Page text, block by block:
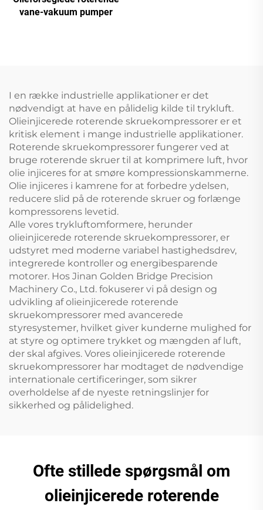
vane-vakuum pumper
I en række industrielle applikationer er det
nødvendigt at have en pålidelig kilde til trykluft.
Olieinjicerede roterende skruekompressorer er et
kritisk element i mange industrielle applikationer.
Roterende skruekompressorer fungerer ved at
bruge roterende skruer til at komprimere luft, hvor
olie injiceres for at smøre kompressionskammerne.
Olie injiceres i kamrene for at forbedre ydelsen,
reducere slid på de roterende skruer og forlænge
kompressorens levetid.
Alle vores trykluftomformere, herunder
olieinjicerede roterende skruekompressorer, er
udstyret med moderne variabel hastighedsdrev,
integrerede kontroller og energibesparende
motorer. Hos Jinan Golden Bridge Precision
Machinery Co., Ltd. fokuserer vi på design og
udvikling af olieinjicerede roterende
skruekompressorer med avancerede
styresystemer, hvilket giver kunderne mulighed for
at styre og optimere trykket og mængden af luft,
der skal afgives. Vores olieinjicerede roterende
skruekompressorer har modtaget de nødvendige
internationale certificeringer, som sikrer
overholdelse af de nyeste retningslinjer for
sikkerhed og pålidelighed.
Ofte stillede spørgsmål om
olieinjicerede roterende